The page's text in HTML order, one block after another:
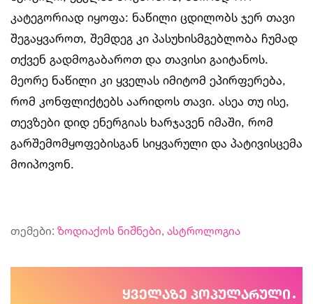
კატეგორიად იყოფა: ნაწილი ცდილობს ჯერ თავი
შეგაყვაროთ, შემდეგ კი პასუხისმგებლობა ჩუმად
თქვენ გადმოგაბაროთ და თავისი გაიტანოს.
მეორე ნაწილი კი ყველას იმიტომ ეპირფერება,
რომ კონფლიქტებს აარიდოს თავი. ასეა თუ ისე,
თევზები დიდ ენერგიას ხარჯავენ იმაში, რომ
გარშემომყოფებისგან სიყვარული და პატივისცემა
მოიპოვონ.
თემები: ზოდიაქოს ნიშნები, ასტროლოგია
ყველაზე პოპულარული